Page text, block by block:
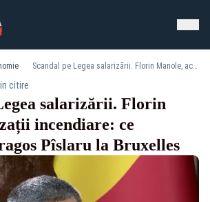
Scandal pe Legea salarizării. Florin Manole, acuzații incendiare: ce negociază Dragos Pîslaru la Bruxelles
citire
salarizării. Florin
incendiare: ce
Pîslaru la Bruxelles